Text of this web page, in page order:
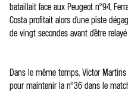
bataillait face aux Peugeot n°94,
Costa profitait alors d'une piste
de vingt secondes avant d'être
Dans le même temps, Victor
pour maintenir la n°36 dans le